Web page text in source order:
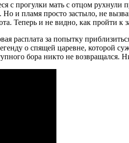
прогулки мать с отцом рухнули
и пламя просто застыло, не
Теперь и не видно, как пройти к
расплата за попытку
о спящей царевне, которой
бора никто не возвращался.